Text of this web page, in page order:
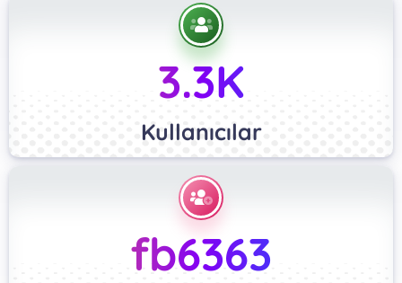
3.3K
Kullanıcılar
fb6363